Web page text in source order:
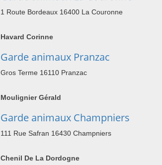
1 Route Bordeaux 16400 La Couronne
Havard Corinne
Garde animaux Pranzac
Gros Terme 16110 Pranzac
Moulignier Gérald
Garde animaux Champniers
111 Rue Safran 16430 Champniers
Chenil De La Dordogne